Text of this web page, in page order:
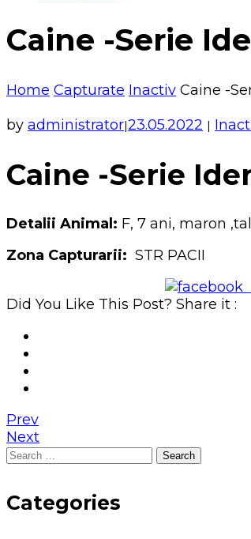
Caine -Serie
Home Capturate Inactiv Caine -
by administrator|23.05.2022 |
Caine -Serie
Detalii Animal: F, 7 ani, maron
Zona Capturarii: STR PACII
Did You Like This Post? Share it :
Prev
Next
Search
Categories